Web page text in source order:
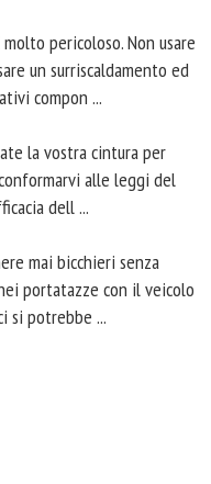
pericoloso. Non usare
un surriscaldamento ed
compon ...
la vostra cintura per
alle leggi del
dell ...
mai bicchieri senza
portatazze con il veicolo
si potrebbe ...